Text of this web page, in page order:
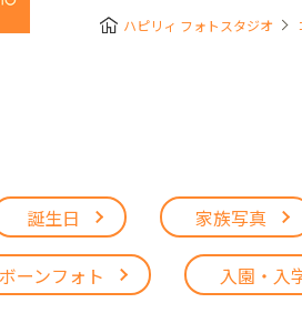
七五三 お宮参り 入
出張撮影レポート
七五
着物
マタニティ用ドレス
千葉県
新松戸店
八千代緑が丘店
埼玉県
ハピリィ フォトスタジオ
誕生日 家族写真
ーンフォト 入園・入